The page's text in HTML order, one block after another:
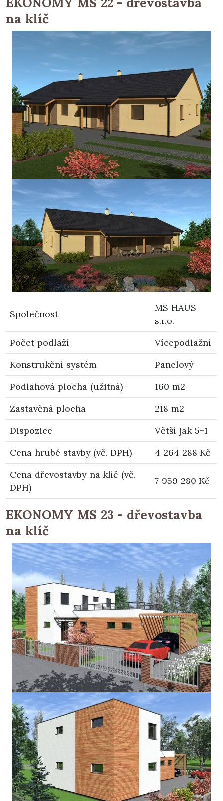
na klíč
Společnost
MS HAUS
s.r.o.
Počet podlaží
Vícepodlažní
Konstrukční systém
Panelový
Podlahová plocha (užitná)
160 m2
Zastavěná plocha
218 m2
Dispozice
Větší jak 5+1
Cena hrubé stavby (vč. DPH)
4 264 288 Kč
Cena dřevostavby na klíč (vč.
DPH)
7 959 280 Kč
EKONOMY MS 23 - dřevostavba
na klíč